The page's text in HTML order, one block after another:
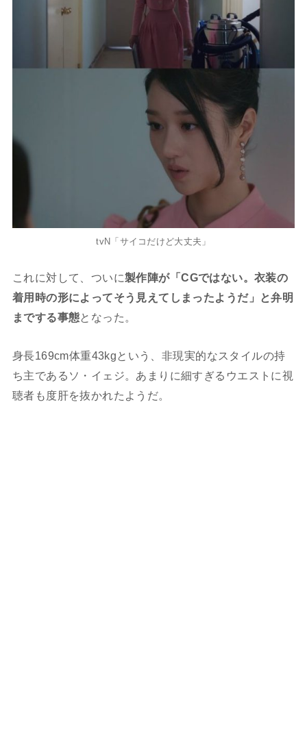
tvN「サイコだけど大丈夫」
これに対して、ついに製作陣が「CGではない。衣装の
着用時の形によってそう見えてしまったようだ」と弁明
までする事態となった。
身長169cm体重43kgという、非現実的なスタイルの持
ち主であるソ・イェジ。あまりに細すぎるウエストに視
聴者も度肝を抜かれたようだ。